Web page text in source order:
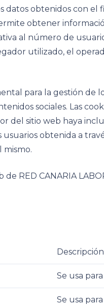
datos obtenidos con
obtener
al número de
utilizado, el
para la gestión de
sociales. Las
del sitio web haya
obtenida a
RED CANARIA
Se usa
Se usa